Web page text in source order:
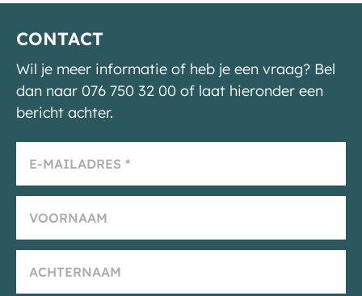
CONTACT
Wil je meer informatie of heb je een vraag? Bel
dan naar 076 750 32 00 of laat hieronder een
bericht achter.